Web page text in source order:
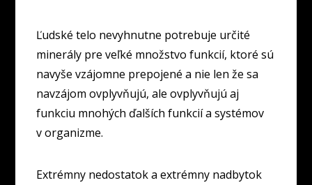
Ľudské telo nevyhnutne potrebuje určité
minerály pre veľké množstvo funkcií, ktoré sú
navyše vzájomne prepojené a nie len že sa
navzájom ovplyvňujú, ale ovplyvňujú aj
funkciu mnohých ďalších funkcií a systémov
v organizme.
Extrémny nedostatok a extrémny nadbytok